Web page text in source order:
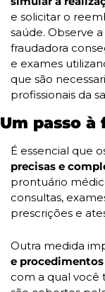
e solicitar o
saúde. Observe a
fraudadora
e exames
que são
profissionais da
Um passo à
É essencial que
precisas e
prontuário
consultas,
prescrições e
Outra medida
e procedimentos
com a qual você